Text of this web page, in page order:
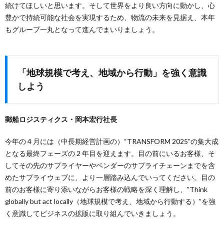
続けてほしいと思います。そして世界をより良い方向に動かし、心
豊かで持続可能な社会を実現するため、物流の未来を見据え、本年
もグループ一丸となって進んでまいりましょう。
「地球規模で考え、地域から行動」を強く意識
しよう
郵船ロジスティクス・岡本宏行社長
今年の 4 月には（中長期経営計画の）“TRANSFORM 2025”の集大成
となる最終フェーズの 2 年目を迎えます。目の前にいるお客様、そ
してその先のサプライヤーやベンダーのサプライチェーンまでを含
めたサプライウェブに、より一層踏み込んでいってください。目の
前のお客様に寄り添いながらお客様の戦略を深く理解し、”Think
globally but act locally（地球規模で考え、地域から行動する）”を強
く意識してビジネスの拡販に取り組んでいきましょう。